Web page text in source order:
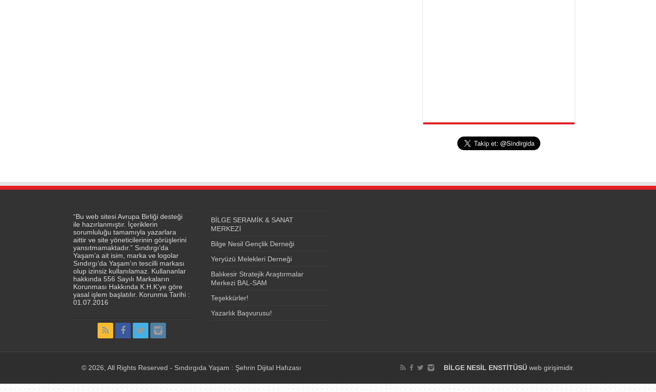
“Bu web sitesi Avrupa Birliği desteği
ile hazırlanmıştır. İçeriklerin
sorumluluğu tamamıyla yazarlara
aittir ve site yöneticilerinin görüşlerini
yansıtmamaktadır.” Sındırgı’da
Yaşam’a ait isim, marka ve logolar
Sındırgı’da Yaşam’ın tescilli markası
olup izinsiz kullanılamaz. Kullananlar
hakkında 556 Sayılı Markaların
Korunması Hakkında K.H.K’ye göre
yasal işlem başlatılır. Korunma Tarihi :
01.07.2016
BİLGE SERAMİK & SANAT
MERKEZİ
Bilge Nesil Gençlik Derneği
Yeryüzü Melekleri Derneği
Balıkesir Stratejik Araştırmalar
Merkezi BAL-SAM
Teşekkürler!
Yazarlık Başvurusu!
BİLGE NESİL ENSTİTÜSÜ web girişimidir.
© 2026, All Rights Reserved - Sındırgıda Yaşam : Şehrin Dijital Hafızası